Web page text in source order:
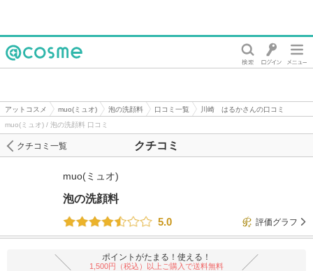
アットコスメ muo(ミュオ) 泡の洗顔料 口コミ一覧
川崎 はるかさんの口コミ
muo(ミュオ) / 泡の洗顔料 口コミ
クチコミ
クチコミ一覧
muo(ミュオ)
泡の洗顔料
5.0
評価グラフ
ポイントがたまる！使える！
1,500円（税込）以上ご購入で送料無料